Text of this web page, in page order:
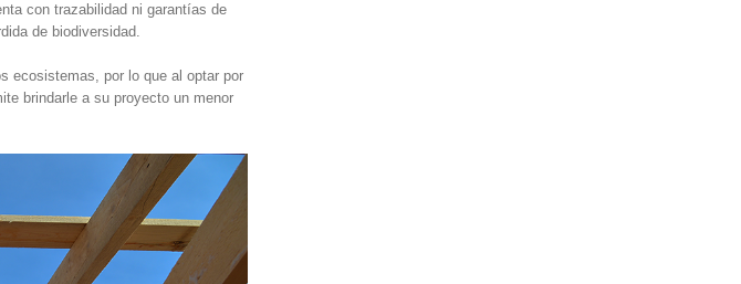
con trazabilidad ni garantías de
de biodiversidad.
ecosistemas, por lo que al optar por
brindarle a su proyecto un menor